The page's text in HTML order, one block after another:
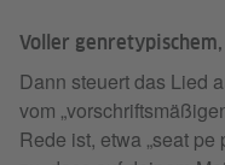
Voller
Dann steuert das Lied
vom
Rede ist, etwa „seat